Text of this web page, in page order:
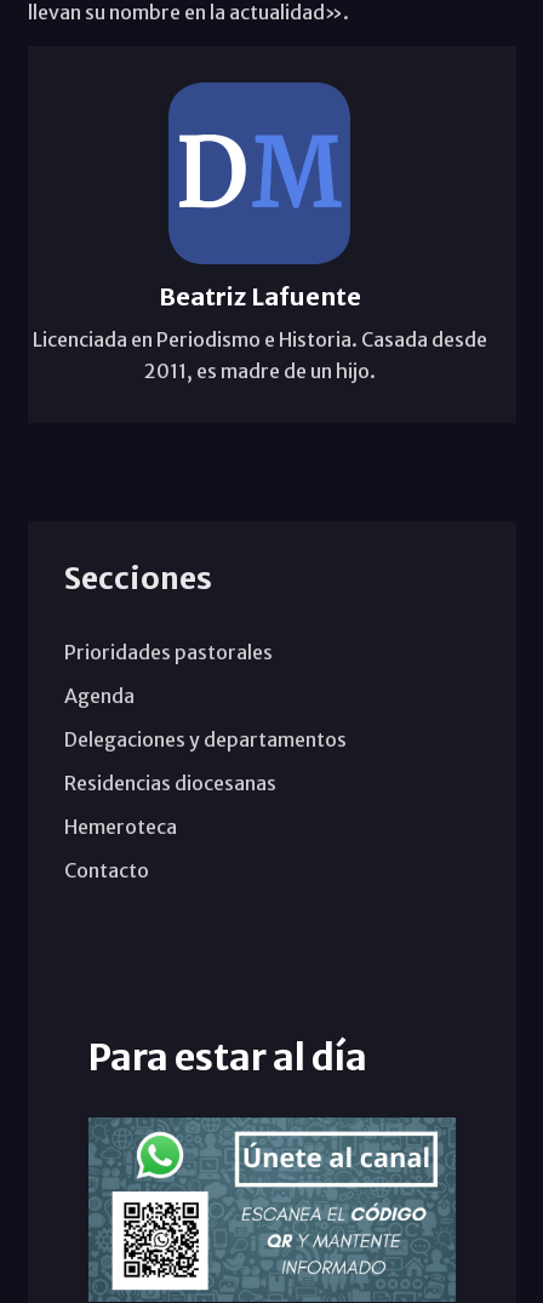
llevan su nombre en la actualidad».
Beatriz Lafuente
Licenciada en Periodismo e Historia. Casada desde
2011, es madre de un hijo.
Secciones
Prioridades pastorales
Agenda
Delegaciones y departamentos
Residencias diocesanas
Hemeroteca
Contacto
Para estar al día